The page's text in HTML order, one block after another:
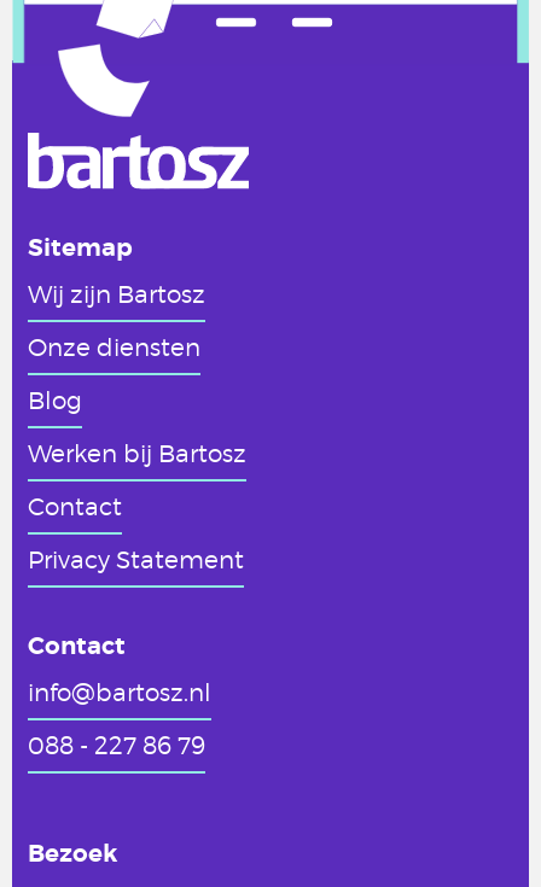
Sitemap
Wij zijn Bartosz
Onze diensten
Blog
Werken bij Bartosz
Contact
Privacy Statement
Contact
info@bartosz.nl
088 - 227 86 79
Bezoek